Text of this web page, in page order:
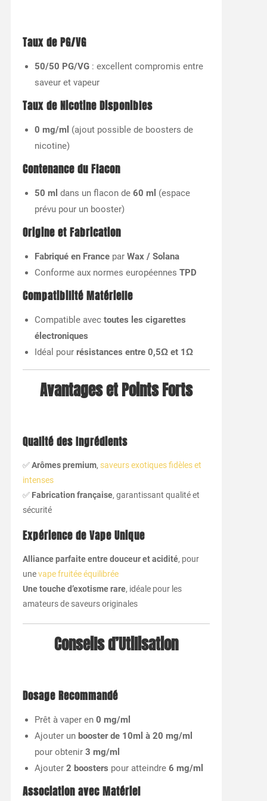
Taux de PG/VG
50/50 PG/VG: excellent compromis entre
saveur et vapeur
Taux de Nicotine Disponibles
0 mg/ml (ajout possible de boosters de
nicotine)
Contenance du Flacon
50 ml dans un flacon de 60 ml (espace
prévu pour un booster)
Origine et Fabrication
Fabriqué en Francepar Wax / Solana
Conforme aux normes européennes TPD
Compatibilité Matérielle
Compatible avec toutes les cigarettes
électroniques
Idéal pour résistances entre 0,5Ω et 1Ω
Avantages et Points Forts
Qualité des Ingrédients
✅Arômes premium, saveurs exotiques fidèles et
intenses
✅ Fabrication française, garantissant qualité et
sécurité
Expérience de Vape Unique
Alliance parfaite entre douceur et acidité, pour
unevape fruitée équilibrée
Une touche d’exotisme rare, idéale pour les
amateurs de saveurs originales
Conseils d’Utilisation
Dosage Recommandé
Prêt à vaper en 0 mg/ml
Ajouter un booster de 10ml à 20 mg/ml
pour obtenir 3 mg/ml
Ajouter 2 boosters pour atteindre 6 mg/ml
Association avec Matériel